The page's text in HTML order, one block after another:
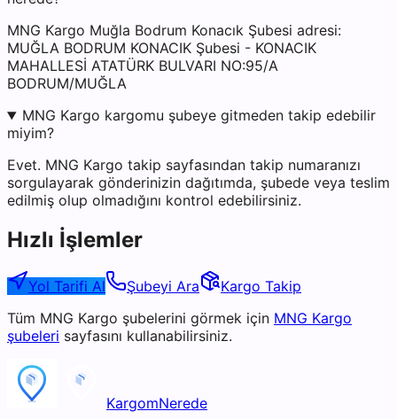
MNG Kargo Muğla Bodrum Konacık Şubesi adresi:
MUĞLA BODRUM KONACIK Şubesi - KONACIK
MAHALLESİ ATATÜRK BULVARI NO:95/A
BODRUM/MUĞLA
MNG Kargo kargomu şubeye gitmeden takip edebilir
miyim?
Evet. MNG Kargo takip sayfasından takip numaranızı
sorgulayarak gönderinizin dağıtımda, şubede veya teslim
edilmiş olup olmadığını kontrol edebilirsiniz.
Hızlı İşlemler
Yol Tarifi Al Şubeyi Ara
Kargo Takip
Tüm MNG Kargo şubelerini görmek için MNG Kargo
şubeleri sayfasını kullanabilirsiniz.
KargomNerede